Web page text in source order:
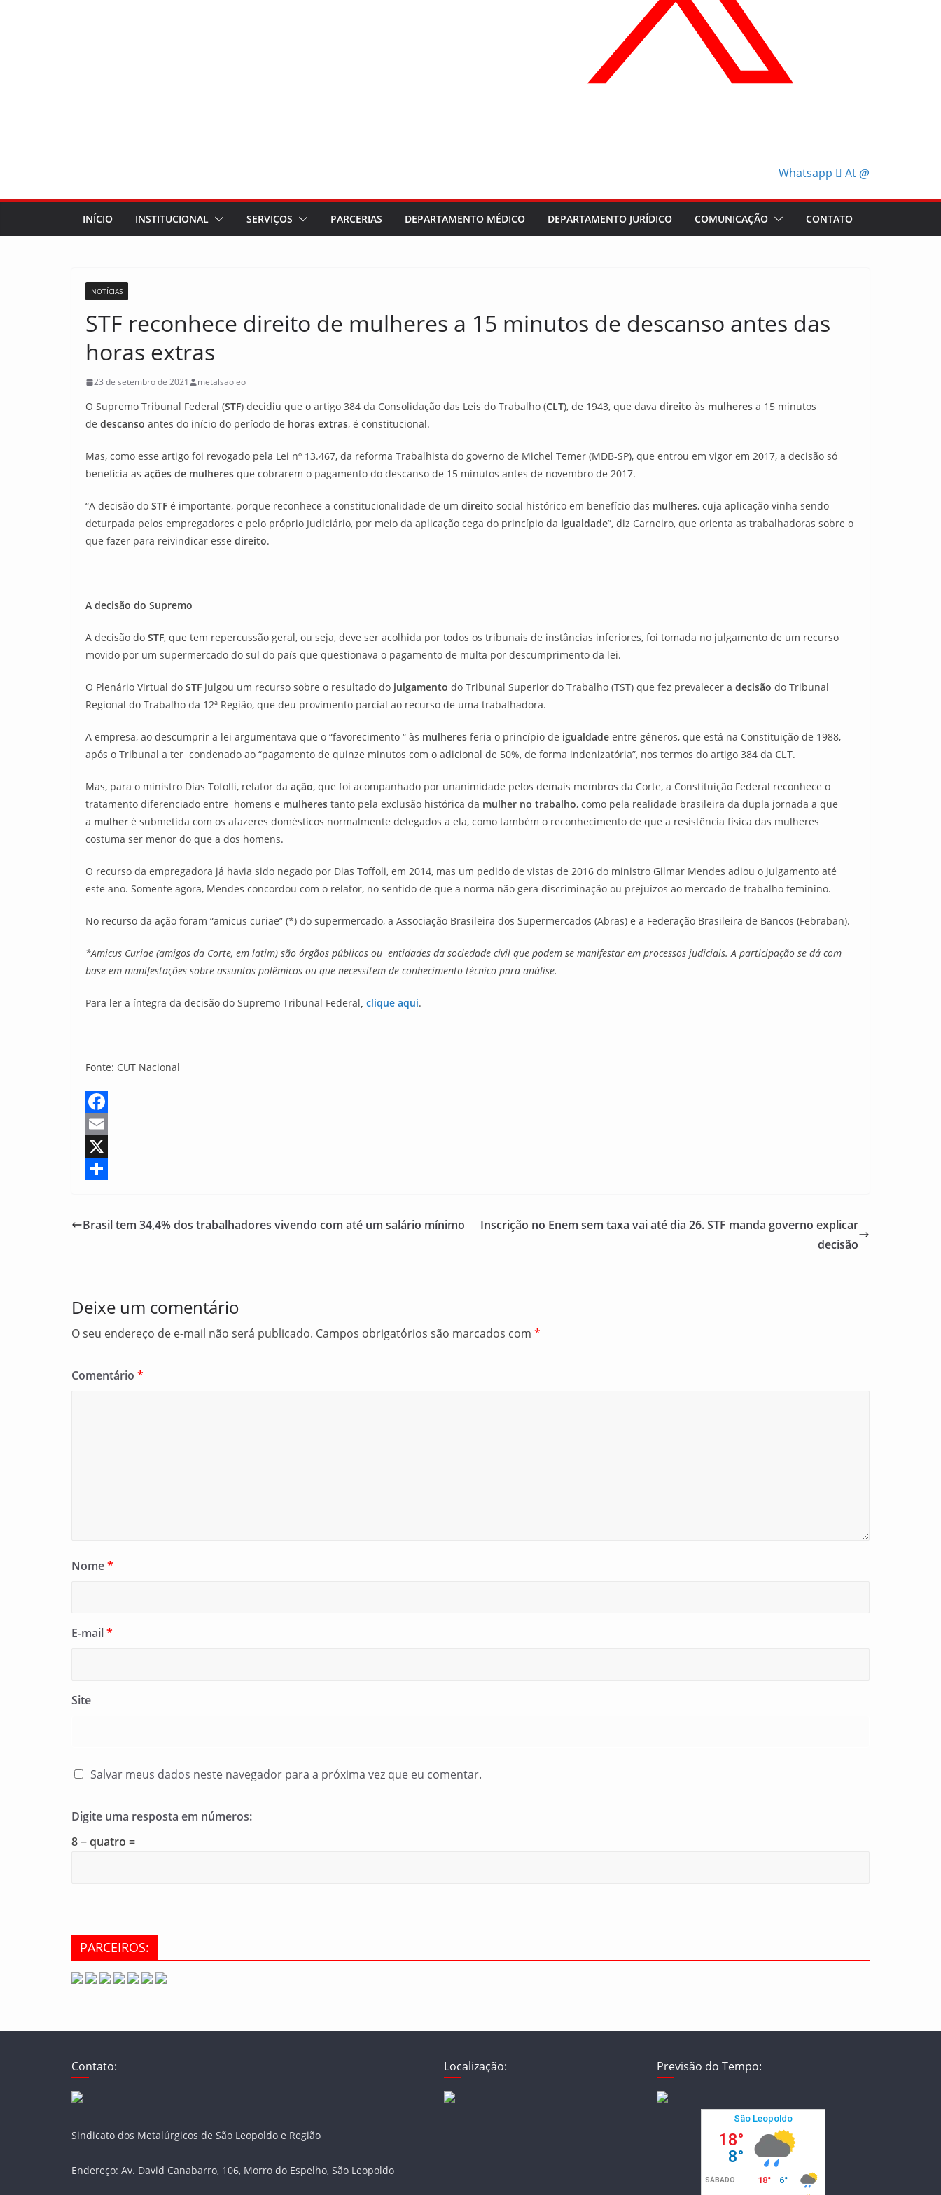
Whatsapp At
INÍCIO INSTITUCIONAL SERVIÇOS PARCERIAS DEPARTAMENTO MÉDICO DEPARTAMENTO JURÍDICO COMUNICAÇÃO CONTATO
NOTÍCIAS
STF reconhece direito de mulheres a 15 minutos de descanso antes das
horas extras
23 de setembro de 2021 metalsaoleo
O Supremo Tribunal Federal (STF) decidiu que o artigo 384 da Consolidação das Leis do Trabalho (CLT), de 1943, que dava direito às mulheres a 15 minutos
de descanso antes do início do período de horas extras, é constitucional.
Mas, como esse artigo foi revogado pela Lei nº 13.467, da reforma Trabalhista do governo de Michel Temer (MDB-SP), que entrou em vigor em 2017, a decisão só
beneficia as ações de mulheres que cobrarem o pagamento do descanso de 15 minutos antes de novembro de 2017.
“A decisão do STF é importante, porque reconhece a constitucionalidade de um direito social histórico em benefício das mulheres, cuja aplicação vinha sendo
deturpada pelos empregadores e pelo próprio Judiciário, por meio da aplicação cega do princípio da igualdade”, diz Carneiro, que orienta as trabalhadoras sobre o
que fazer para reivindicar esse direito.
A decisão do Supremo
A decisão do STF, que tem repercussão geral, ou seja, deve ser acolhida por todos os tribunais de instâncias inferiores, foi tomada no julgamento de um recurso
movido por um supermercado do sul do país que questionava o pagamento de multa por descumprimento da lei.
O Plenário Virtual do STF julgou um recurso sobre o resultado do julgamento do Tribunal Superior do Trabalho (TST) que fez prevalecer a decisão do Tribunal
Regional do Trabalho da 12ª Região, que deu provimento parcial ao recurso de uma trabalhadora.
A empresa, ao descumprir a lei argumentava que o “favorecimento “ às mulheres feria o princípio de igualdade entre gêneros, que está na Constituição de 1988,
após o Tribunal a ter condenado ao “pagamento de quinze minutos com o adicional de 50%, de forma indenizatória”, nos termos do artigo 384 da CLT.
Mas, para o ministro Dias Tofolli, relator da ação, que foi acompanhado por unanimidade pelos demais membros da Corte, a Constituição Federal reconhece o
tratamento diferenciado entre homens e mulheres tanto pela exclusão histórica da mulher no trabalho, como pela realidade brasileira da dupla jornada a que
a mulher é submetida com os afazeres domésticos normalmente delegados a ela, como também o reconhecimento de que a resistência física das mulheres
costuma ser menor do que a dos homens.
O recurso da empregadora já havia sido negado por Dias Toffoli, em 2014, mas um pedido de vistas de 2016 do ministro Gilmar Mendes adiou o julgamento até
este ano. Somente agora, Mendes concordou com o relator, no sentido de que a norma não gera discriminação ou prejuízos ao mercado de trabalho feminino.
No recurso da ação foram “amicus curiae” (*) do supermercado, a Associação Brasileira dos Supermercados (Abras) e a Federação Brasileira de Bancos (Febraban).
*Amicus Curiae (amigos da Corte, em latim) são órgãos públicos ou entidades da sociedade civil que podem se manifestar em processos judiciais. A participação se dá com
base em manifestações sobre assuntos polêmicos ou que necessitem de conhecimento técnico para análise.
Para ler a íntegra da decisão do Supremo Tribunal Federal, clique aqui.
Fonte: CUT Nacional
F
a
c
E
m
X
Brasil tem 34,4% dos trabalhadores vivendo com até um salário mínimo
Inscrição no Enem sem taxa vai até dia 26. STF manda governo explicar
decisão
Deixe um comentário
O seu endereço de e-mail não será publicado. Campos obrigatórios são marcados com *
Comentário *
Nome*
E-mail*
Site
Salvar meus dados neste navegador para a próxima vez que eu comentar.
Digite uma resposta em números:
8 − quatro =
PARCEIROS:
Contato:
Sindicato dos Metalúrgicos de São Leopoldo e Região
Endereço: Av. David Canabarro, 106, Morro do Espelho, São Leopoldo
Localização: Previsão do Tempo: